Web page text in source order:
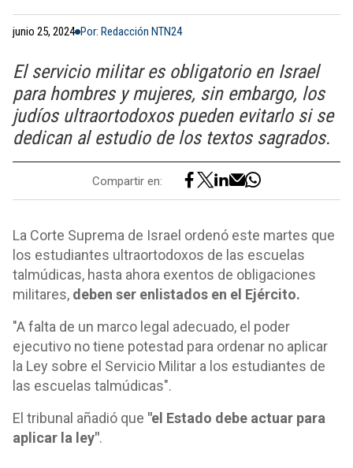
junio 25, 2024 Por: Redacción NTN24
El servicio militar es obligatorio en Israel
para hombres y mujeres, sin embargo, los
judíos ultraortodoxos pueden evitarlo si se
dedican al estudio de los textos sagrados.
Compartir en:
La Corte Suprema de Israel ordenó este martes que
los estudiantes ultraortodoxos de las escuelas
talmúdicas, hasta ahora exentos de obligaciones
militares, deben ser enlistados en el Ejército.
"A falta de un marco legal adecuado, el poder
ejecutivo no tiene potestad para ordenar no aplicar
la Ley sobre el Servicio Militar a los estudiantes de
las escuelas talmúdicas".
El tribunal añadió que "el Estado debe actuar para
aplicar la ley".